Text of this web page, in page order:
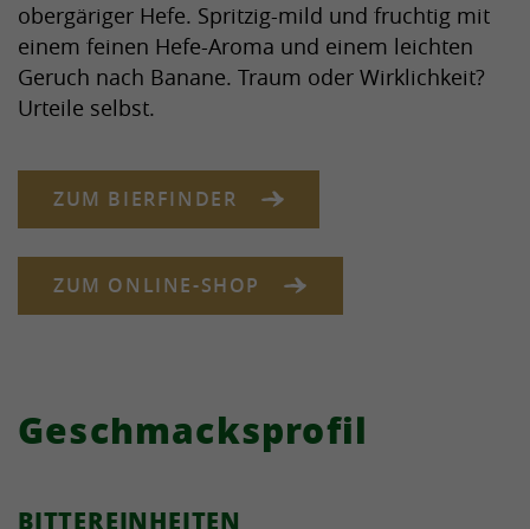
obergäriger Hefe. Spritzig-mild und fruchtig mit
einem feinen Hefe-Aroma und einem leichten
Geruch nach Banane. Traum oder Wirklichkeit?
Urteile selbst.
ZUM BIERFINDER
ZUM ONLINE-SHOP
Geschmacksprofil
BITTEREINHEITEN